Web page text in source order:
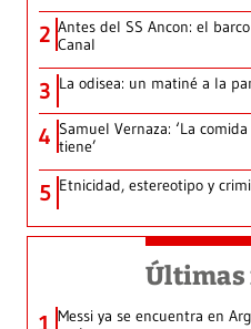
2 Antes del SS Ancon: el
Canal
3 La odisea: un matiné a la
4 Samuel Vernaza: ‘La
tiene’
5 Etnicidad, estereotipo y
Últimas
Messi ya se encuentra en